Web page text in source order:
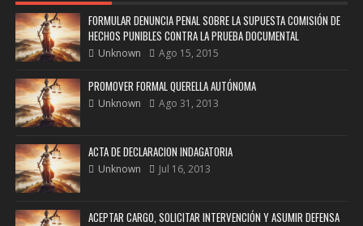
FORMULAR DENUNCIA PENAL SOBRE LA SUPUESTA COMISIÓN DE
HECHOS PUNIBLES CONTRA LA PRUEBA DOCUMENTAL
Unknown Ago 15, 2015
PROMOVER FORMAL QUERELLA AUTÓNOMA
Unknown Ago 31, 2013
ACTA DE DECLARACION INDAGATORIA
Unknown Jul 16, 2013
ACEPTAR CARGO, SOLICITAR INTERVENCIÓN Y ASUMIR DEFENSA